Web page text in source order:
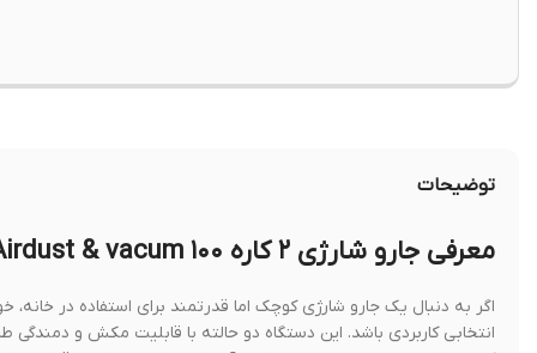
توضیحات
معرفی جارو شارژی ۲ کاره Porodo Airdust & vacum ۱۰۰ وات
انتخابی کاربردی باشد. این دستگاه دو حالته با قابلیت مکش و